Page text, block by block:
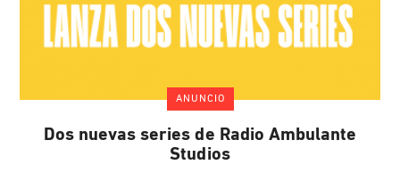
ANUNCIO
Dos nuevas series de Radio Ambulante
Studios